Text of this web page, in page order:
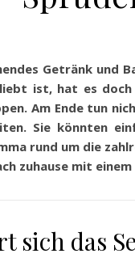
Getränk und
ist, hat es doch
Am Ende tun
Sie könnten
rund um die
zuhause mit
sich das